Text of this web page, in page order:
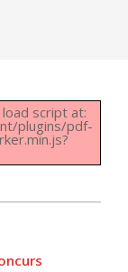
script at:
plugins/pdf-